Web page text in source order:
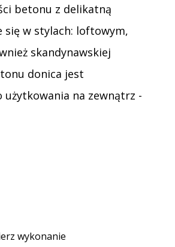
betonu z delikatną
w stylach: loftowym,
skandynawskiej
donica jest
na zewnątrz -
wykonanie